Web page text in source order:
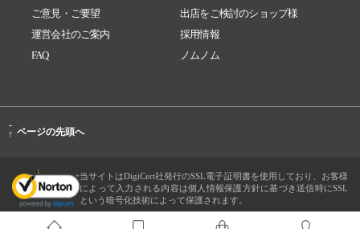
ご意見・ご要望
出店をご検討のショップ様
運営会社のご案内
採用情報
FAQ
ノムノム
-
↑ ページの先頭へ
当サイトはDigiCert社発行のSSL電子証明書を使用しており、お客様
によって入力される内容は個人情報保護方針に基づき送信時にSSL
という暗号化技術によって保護されます。